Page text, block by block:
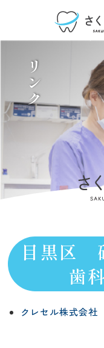
リンク
目黒区
歯
クレセル株式会社